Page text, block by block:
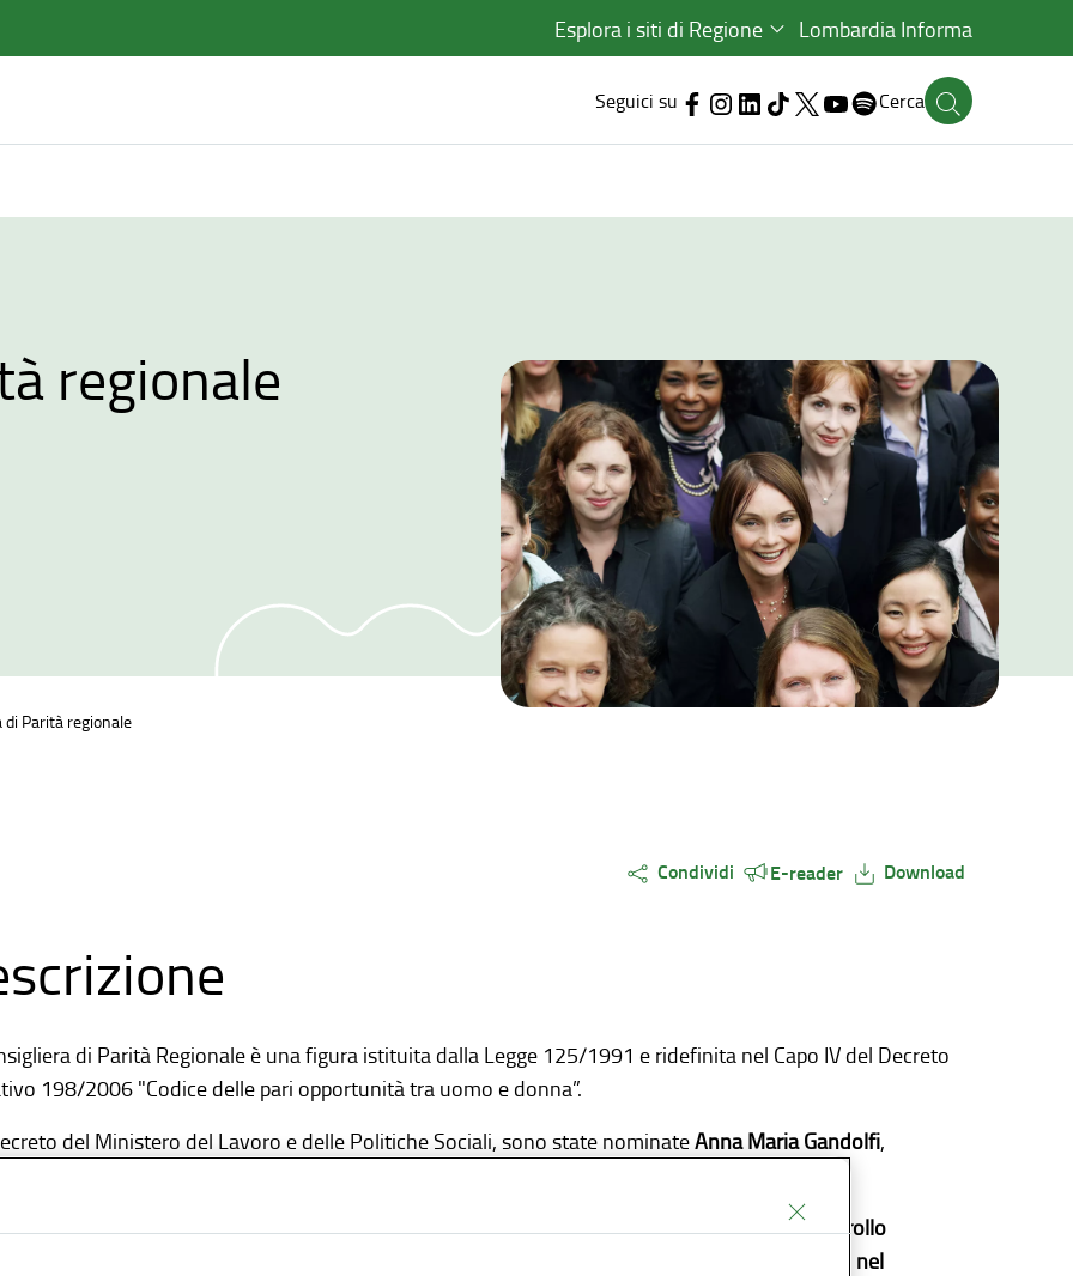
Esplora i siti di Regione Lombardia Informa
Seguici su Cerca
regionale
di Parità regionale
Condividi E-reader Download
di Parità Regionale è una figura istituita dalla Legge 125/1991 e ridefinita nel Capo IV del Decreto
198/2006 "Codice delle pari opportunità tra uomo e donna”.
del Ministero del Lavoro e delle Politiche Sociali, sono state nominateAnna Maria Gandolfi,
e i Consiglieri di parità, effettivi e supplenti,svolgono funzioni di promozione e di controllo
dei principi di uguaglianza di opportunità e di non discriminazione tra donne e uomini nel